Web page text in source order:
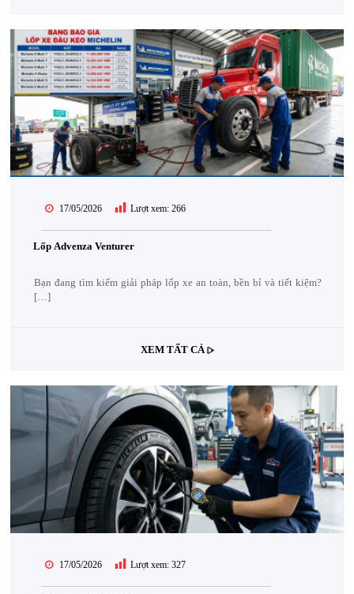
17/05/2026 Lượt xem: 266
Lốp Advenza Venturer
Bạn đang tìm kiếm giải pháp lốp xe an toàn, bền bỉ và tiết kiệm?
[…]
XEM TẤT CẢ
17/05/2026 Lượt xem: 327